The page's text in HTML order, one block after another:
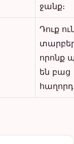
ջանք։
Դուք
որոնք
են բաց